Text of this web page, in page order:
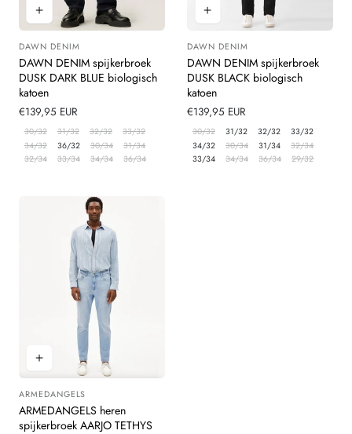
Leverancier:
DAWN DENIM
DAWN DENIM spijkerbroek
DUSK DARK BLUE biologisch
katoen
Normale
prijs
€139,95 EUR
30/32 31/32 32/32
33/32
34/32
36/32 30/34
31/34
32/34
33/34 34/34 36/34
Leverancier:
DAWN DENIM
DAWN DENIM spijkerbroek
DUSK BLACK biologisch
katoen
Normale
prijs
€139,95 EUR
30/32 31/32 32/32
33/32
34/32
30/34 31/34
32/34
33/34
34/34 36/34 29/32
Leverancier:
ARMEDANGELS
ARMEDANGELS heren
spijkerbroek AARJO TETHYS